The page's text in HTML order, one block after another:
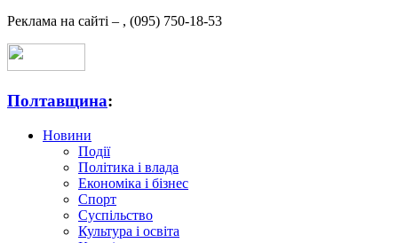
Реклама на сайті – , (095) 750-18-53
Полтавщина:
Новини
Події
Політика і влада
Економіка і бізнес
Спорт
Суспільство
Культура і освіта